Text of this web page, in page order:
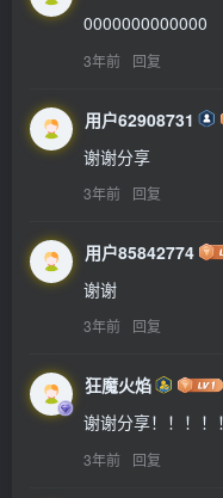
0000000000000
3年前 回复
用户62908731
谢谢分享
3年前 回复
用户85842774
谢谢
3年前 回复
狂魔火焰
谢谢分享！！！！！
3年前 回复